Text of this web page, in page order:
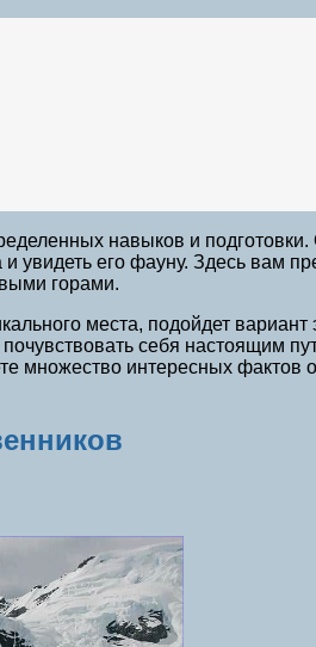
навыков и
увидеть его фауну. Здесь вам
горами.
места, подойдет
себя настоящим
множество интересных фактов